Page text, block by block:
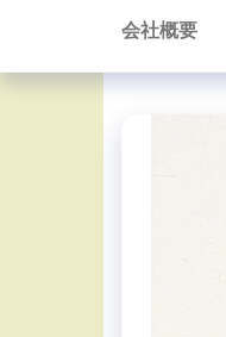
会社概要